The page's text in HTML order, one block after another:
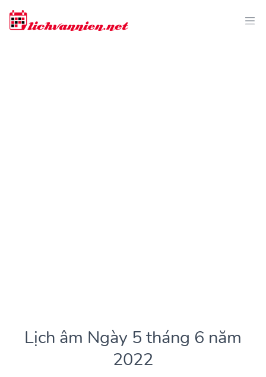
Lịch âm Ngày 5 tháng 6 năm
2022